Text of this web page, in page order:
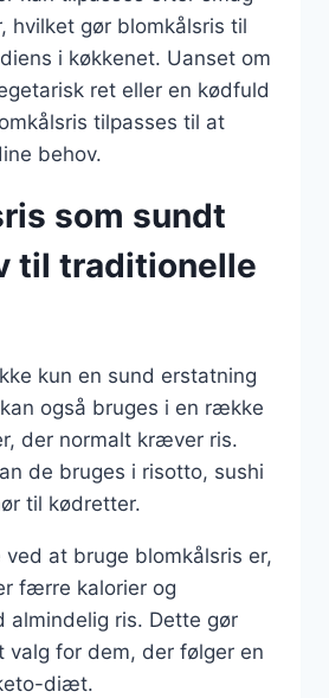
hvilket gør blomkålsris til
i køkkenet. Uanset om
ret eller en kødfuld
tilpasses til at
behov.
som sundt
til traditionelle
kun en sund erstatning
også bruges i en række
der normalt kræver ris.
de bruges i risotto, sushi
til kødretter.
ved at bruge blomkålsris er,
færre kalorier og
almindelig ris. Dette gør
valg for dem, der følger en
diæt.